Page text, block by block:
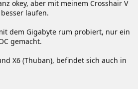
okey, aber mit meinem Crosshair V
laufen.
dem Gigabyte rum probiert, nur ein
gemacht.
X6 (Thuban), befindet sich auch in